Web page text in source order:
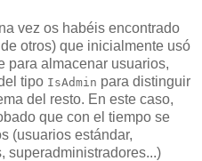
vez os habéis encontrado
otros) que inicialmente usó
para almacenar usuarios,
tipo IsAdmin para distinguir
del resto. En este caso,
que con el tiempo se
(usuarios estándar,
superadministradores...)